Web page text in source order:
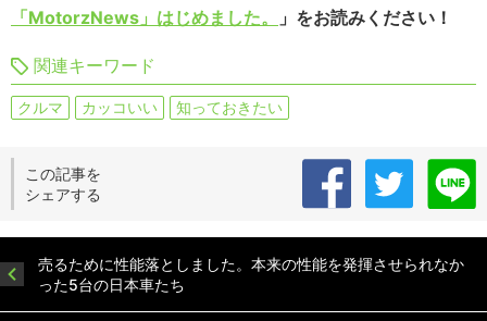
「MotorzNews」はじめました。
」をお読みください！
関連キーワード
クルマ カッコいい 知っておきたい
この記事を
シェアする
売るために性能落としました。本来の性能を発揮させられなか
った5台の日本車たち